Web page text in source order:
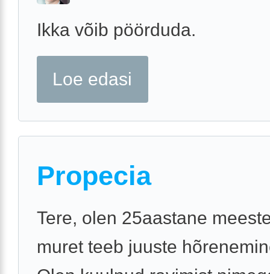
Ikka võib pöörduda.
Loe edasi
Propecia
Tere, olen 25aastane
muret teeb juuste